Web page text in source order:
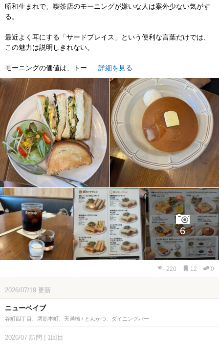
昭和生まれで、喫茶店のモーニングが嫌いな人は案外少ない気がす
る。
最近よく耳にする「サードプレイス」という便利な言葉だけでは、
この魅力は説明しきれない。
モーニングの価値は、トー... 詳細を見る
6
220 12 0
2026/07/19 更新
ニューベイブ
谷町四丁目、堺筋本町、天満橋 / とんかつ、ダイニングバー
2026/07 訪問 1回目